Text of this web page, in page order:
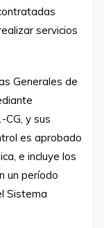
servicios
Generales de
CG, y sus
es aprobado
e incluye los
un período
Sistema